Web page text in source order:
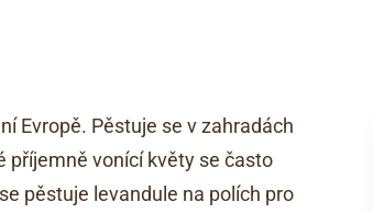
Evropě. Pěstuje se v zahradách
příjemně vonící květy se často
pěstuje levandule na polích pro